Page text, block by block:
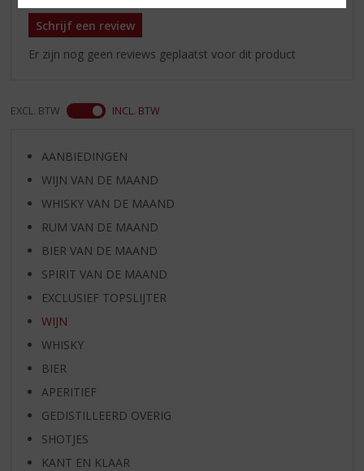
Schrijf een review
Er zijn nog geen reviews geplaatst voor dit product
EXCL. BTW INCL. BTW
AANBIEDINGEN
WIJN VAN DE MAAND
WHISKY VAN DE MAAND
RUM VAN DE MAAND
BIER VAN DE MAAND
SPIRIT VAN DE MAAND
EXCLUSIEF TOPSLIJTER
WIJN
WHISKY
BIER
APERITIEF
GEDISTILLEERD OVERIG
SHOTJES
KANT EN KLAAR